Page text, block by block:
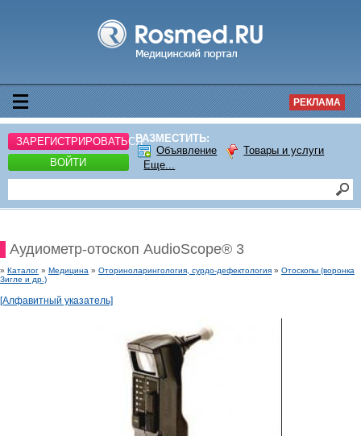
РЕКЛАМА
ЗАРЕГИСТРИРОВАТЬСЯ
ВОЙТИ
РАЗМЕСТИТЬ:
Объявление
Товары и услуги
Еще...
Аудиометр-отоскоп AudioScope® 3
» Каталог » Медицина » Оториноларингология, сурдо-дефектология » Отоскопы (воронка
Зигле и др.)
[Алфавитный указатель]